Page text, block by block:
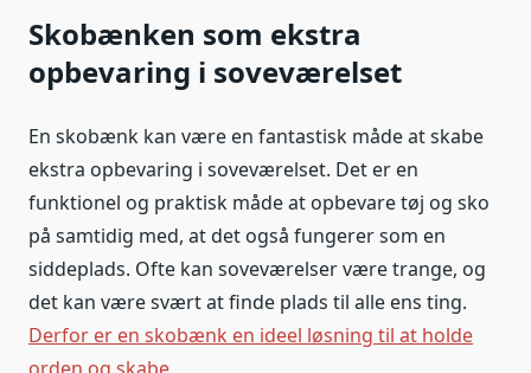
Skobænken som ekstra
opbevaring i soveværelset
En skobænk kan være en fantastisk måde at skabe
ekstra opbevaring i soveværelset. Det er en
funktionel og praktisk måde at opbevare tøj og sko
på samtidig med, at det også fungerer som en
siddeplads. Ofte kan soveværelser være trange, og
det kan være svært at finde plads til alle ens ting.
Derfor er en skobænk en ideel løsning til at holde